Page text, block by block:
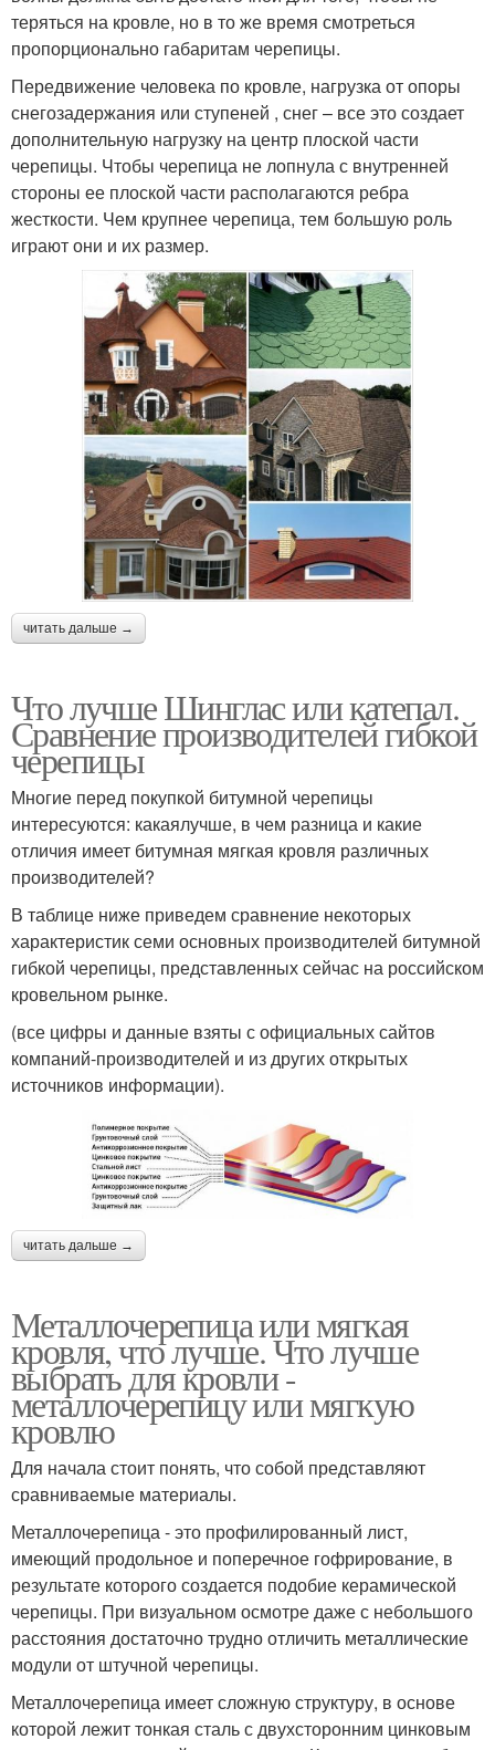
теряться на кровле, но в то же время смотреться
пропорционально габаритам черепицы.
Передвижение человека по кровле, нагрузка от опоры
снегозадержания или ступеней , снег – все это создает
дополнительную нагрузку на центр плоской части
черепицы. Чтобы черепица не лопнула с внутренней
стороны ее плоской части располагаются ребра
жесткости. Чем крупнее черепица, тем большую роль
играют они и их размер.
читать дальше →
Что лучше Шинглас или катепал.
Сравнение производителей гибкой
черепицы
Многие перед покупкой битумной черепицы
интересуются: какаялучше, в чем разница и какие
отличия имеет битумная мягкая кровля различных
производителей?
В таблице ниже приведем сравнение некоторых
характеристик семи основных производителей битумной
гибкой черепицы, представленных сейчас на российском
кровельном рынке.
(все цифры и данные взяты с официальных сайтов
компаний-производителей и из других открытых
источников информации).
читать дальше →
Металлочерепица или мягкая
кровля, что лучше. Что лучше
выбрать для кровли -
металлочерепицу или мягкую
кровлю
Для начала стоит понять, что собой представляют
сравниваемые материалы.
Металлочерепица - это профилированный лист,
имеющий продольное и поперечное гофрирование, в
результате которого создается подобие керамической
черепицы. При визуальном осмотре даже с небольшого
расстояния достаточно трудно отличить металлические
модули от штучной черепицы.
Металлочерепица имеет сложную структуру, в основе
которой лежит тонкая сталь с двухсторонним цинковым